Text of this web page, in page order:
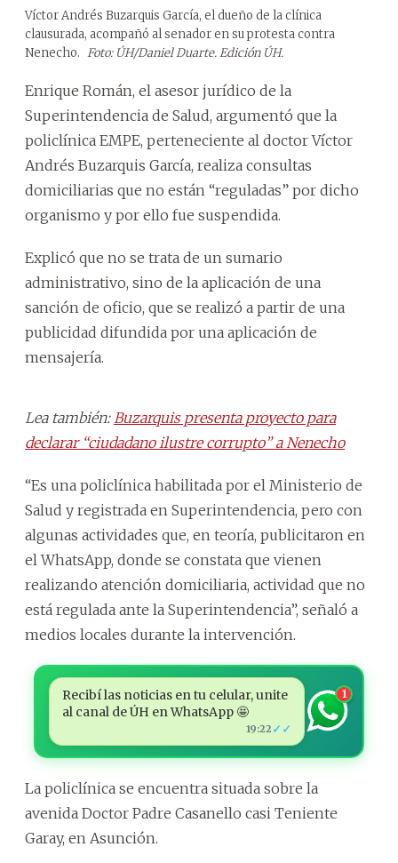
Víctor Andrés Buzarquis García, el dueño de la clínica
clausurada, acompañó al senador en su protesta contra
Nenecho. Foto: ÚH/Daniel Duarte. Edición ÚH.
Enrique Román, el asesor jurídico de la
Superintendencia de Salud, argumentó que la
policlínica EMPE, perteneciente al doctor Víctor
Andrés Buzarquis García, realiza consultas
domiciliarias que no están “reguladas” por dicho
organismo y por ello fue suspendida.
Explicó que no se trata de un sumario
administrativo, sino de la aplicación de una
sanción de oficio, que se realizó a partir de una
publicidad difundida por una aplicación de
mensajería.
Lea también: Buzarquis presenta proyecto para
declarar “ciudadano ilustre corrupto” a Nenecho
“Es una policlínica habilitada por el Ministerio de
Salud y registrada en Superintendencia, pero con
algunas actividades que, en teoría, publicitaron en
el WhatsApp, donde se constata que vienen
realizando atención domiciliaria, actividad que no
está regulada ante la Superintendencia”, señaló a
medios locales durante la intervención.
Recibí las noticias en tu celular, unite
al canal de ÚH en WhatsApp 🤩
19:22 ✓✓
1
La policlínica se encuentra situada sobre la
avenida Doctor Padre Casanello casi Teniente
Garay, en Asunción.